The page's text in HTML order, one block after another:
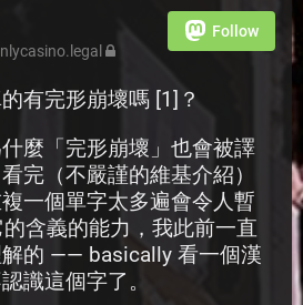
Follow
有完形崩壞嗎 [1]？
麼「完形崩壞」也會被譯
完（不嚴謹的維基介紹）
一個單字太多遍會令人暫
含義的能力，我此前一直
的 —— basically 看一個漢
識這個字了。